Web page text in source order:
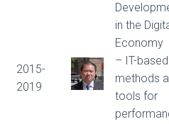
2015-
2019
in the
Economy
– IT-based
methods
tools for